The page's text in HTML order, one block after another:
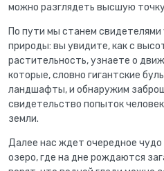
можно разглядеть высшую
По пути мы станем
природы: вы увидите, как с
растительность, узнаете о
которые, словно гигантские
ландшафты, и обнаружим
свидетельство попыток
земли.
Далее нас ждет очередное
озеро, где на дне рождаются